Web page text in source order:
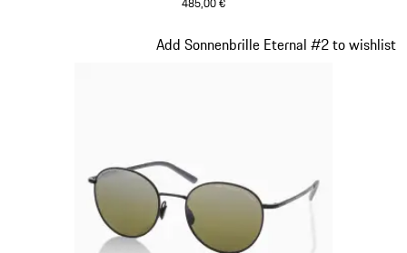
Add Sonnenbrille Eternal #2 to wishlist